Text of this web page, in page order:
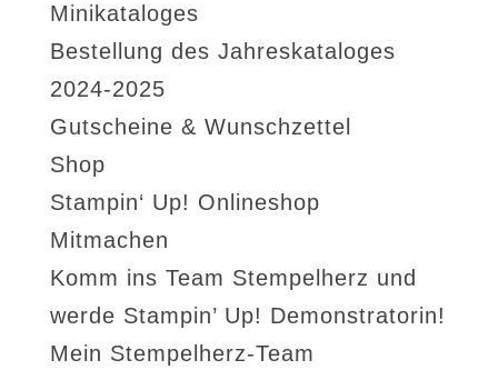
Minikataloges
Bestellung des Jahreskataloges
2024-2025
Gutscheine & Wunschzettel
Shop
Stampin‘ Up! Onlineshop
Mitmachen
Komm ins Team Stempelherz und
werde Stampin’ Up! Demonstratorin!
Mein Stempelherz-Team